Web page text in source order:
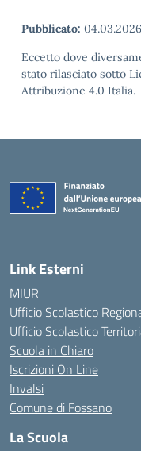
Pubblicato: 04.03.2026
Eccetto dove
stato rilasciato sotto
Attribuzione 4.0 Italia.
Link Esterni
MIUR
Ufficio Scolastico
Ufficio Scolastico
Scuola in Chiaro
Iscrizioni On Line
Invalsi
Comune di Fossano
La Scuola